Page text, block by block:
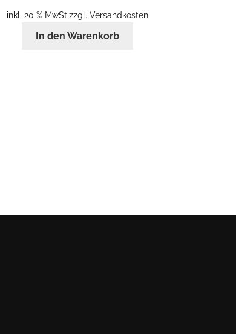
inkl. 20 % MwSt.zzgl. Versandkosten
In den Warenkorb